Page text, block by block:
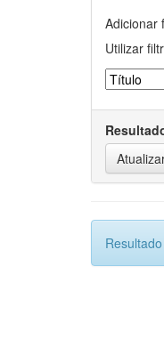
Adicionar
Utilizar